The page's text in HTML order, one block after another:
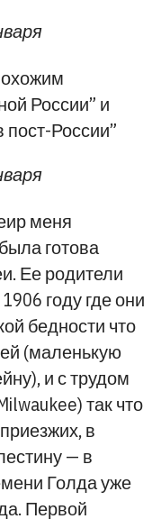
России” и
России”
меня
готова
Ее родители
году где они
бедности что
(маленькую
и с трудом
так что
в
— в
Голда уже
Первой